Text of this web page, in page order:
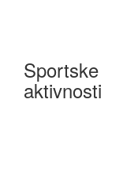
Sportske
aktivnosti